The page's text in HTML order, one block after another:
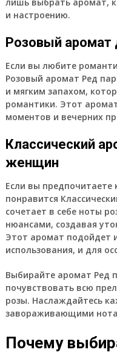
и настроению.
Розовый аромат
Если вы любите
Розовый аромат Ред
и мягким запахом,
романтики. Этот
моментов и вечерних
Классический
женщин
Если вы предпочитаете
понравится
сочетает в себе ноты
нюансами, создавая
Этот аромат подойдет
использования, и для
Выбирайте аромат Ред
почувствовать всю
розы. Наслаждайтесь
завораживающими
Почему